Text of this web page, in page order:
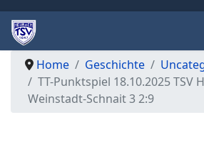
Home Geschichte
TT-Punktspiel 18.10.2025 TSV
Weinstadt-Schnait 3 2:9